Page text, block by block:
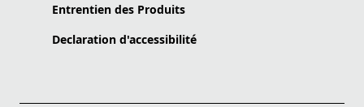
Entrentien des Produits
Declaration d'accessibilité